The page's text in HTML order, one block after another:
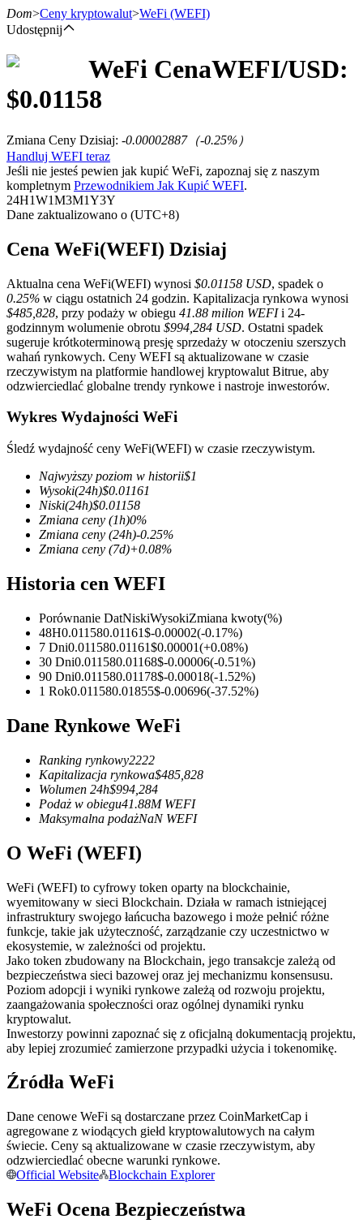
Kontrakty terminowe
Kontrakty terminowe na USDT
TradFi
Instrumenty pochodne na akcje, forex, metale szlachetne i
Kontrakty terminowe na USDC
Kontrakty futures wykorzystujące USDC jako zabezpieczenie
Kopiowanie Transakcji
Dołącz do najlepszych traderów
Zostań traderem kopiującym
Ciesz się podziałem zysków i prowizjami z kopiowania
transakcji
Dom>Ceny kryptowalut>WeFi (WEFI)
Udostępnij
WeFi CenaWEFI/USD:
$0.01158
Zmiana Ceny Dzisiaj: -0.00002887（-0.25%）
Handluj WEFI teraz
Jeśli nie jesteś pewien jak kupić WeFi, zapoznaj się z naszym
kompletnym Przewodnikiem Jak Kupić WEFI.
24H1W1M3M1Y3Y
Dane zaktualizowano o (UTC+8)
Cena WeFi(WEFI) Dzisiaj
Aktualna cena WeFi(WEFI) wynosi $0.01158 USD, spadek o
0.25% w ciągu ostatnich 24 godzin. Kapitalizacja rynkowa wynosi
$485,828, przy podaży w obiegu 41.88 milion WEFIi 24-
godzinnym wolumenie obrotu $994,284 USD. Ostatni spadek
sugeruje krótkoterminową presję sprzedaży w otoczeniu szerszych
wahań rynkowych. Ceny WEFI są aktualizowane w czasie
rzeczywistym na platformie handlowej kryptowalut Bitrue, aby
odzwierciedlać globalne trendy rynkowe i nastroje inwestorów.
Wykres Wydajności WeFi
Śledź wydajność ceny WeFi(WEFI) w czasie rzeczywistym.
Najwyższy poziom w historii$1
Wysoki(24h)$0.01161
Niski(24h)$0.01158
Zmiana ceny (1h)0%
Zmiana ceny (24h)-0.25%
Zmiana ceny (7d)+0.08%
Historia cen WEFI
Porównanie DatNiskiWysokiZmiana kwoty(%)
48H0.011580.01161$-0.00002(-0.17%)
7 Dni0.011580.01161$0.00001(+0.08%)
30 Dni0.011580.01168$-0.00006(-0.51%)
90 Dni0.011580.01178$-0.00018(-1.52%)
1 Rok0.011580.01855$-0.00696(-37.52%)
Dane Rynkowe WeFi
Ranking rynkowy2222
Kapitalizacja rynkowa$485,828
Wolumen 24h$994,284
Podaż w obiegu41.88M WEFI
Maksymalna podażNaN WEFI
O WeFi (WEFI)
WeFi (WEFI) to cyfrowy token oparty na blockchainie,
wyemitowany w sieci Blockchain. Działa w ramach istniejącej
infrastruktury swojego łańcucha bazowego i może pełnić różne
funkcje, takie jak użyteczność, zarządzanie czy uczestnictwo w
ekosystemie, w zależności od projektu.
Jako token zbudowany na Blockchain, jego transakcje zależą od
bezpieczeństwa sieci bazowej oraz jej mechanizmu konsensusu.
Poziom adopcji i wyniki rynkowe zależą od rozwoju projektu,
zaangażowania społeczności oraz ogólnej dynamiki rynku
kryptowalut.
Inwestorzy powinni zapoznać się z oficjalną dokumentacją projektu,
aby lepiej zrozumieć zamierzone przypadki użycia i tokenomikę.
Źródła WeFi
Dane cenowe WeFi są dostarczane przez CoinMarketCap i
agregowane z wiodących giełd kryptowalutowych na całym
świecie. Ceny są aktualizowane w czasie rzeczywistym, aby
odzwierciedlać obecne warunki rynkowe.
Official Website
Blockchain Explorer
WeFi Ocena Bezpieczeństwa